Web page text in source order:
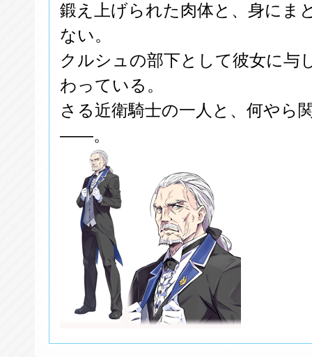
鍛え上げられた肉体と、身にま
ない。
クルシュの部下として彼女に与
わっている。
さる近衛騎士の一人と、何やら
――。